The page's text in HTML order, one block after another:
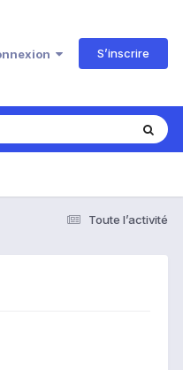
S’inscrire
Toute l’activité